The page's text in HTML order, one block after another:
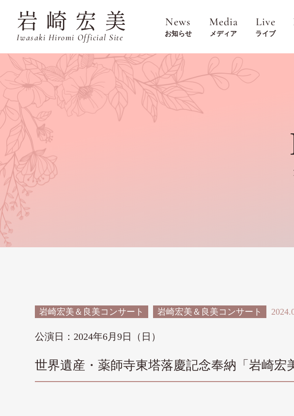
岩崎宏美
Iwasaki Hiromi Official Site
News
お知らせ
Media
メディア
Live
ライブ
岩崎宏美＆良美コンサート 岩崎宏美＆良美コンサート
公演日：2024年6月9日（日）
世界遺産・薬師寺東塔落慶記念奉納「岩崎宏